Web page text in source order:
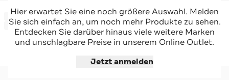
DESIGUAL
Steppjacke schwarz
-63%*
Sale
Jetzt shoppen
DESIGUAL
Steppjacke grün
-63%*
Sale
Jetzt shoppen
Hier erwartet Sie eine noch größere Auswahl. Melden
Sie sich einfach an, um noch mehr Produkte zu sehen.
Entdecken Sie darüber hinaus viele weitere Marken
und unschlagbare Preise in unserem Online Outlet.
Jetzt anmelden